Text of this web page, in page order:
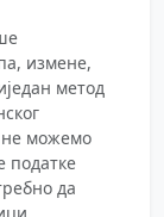
измене,
метод
не можемо
податке
да